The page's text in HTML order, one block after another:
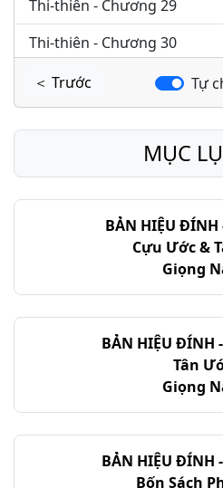
Thi-thiên - Chương 29
Thi-thiên - Chương 30
Thi-thiên - Chương 31
Thi-thiên - Chương 33
Thi-thiên - Chương 35
Thi-thiên - Chương 36
Thi-thiên - Chương 38
Thi-thiên - Chương 39
Thi-thiên - Chương 40
Thi-thiên - Chương 41
＜ Trước Tự
BẢN HIỆU ĐÍNH
Cựu Ước &
Giọng
BẢN HIỆU ĐÍNH
Tân
Giọng
BẢN HIỆU ĐÍNH
Bốn Sách
MỤC